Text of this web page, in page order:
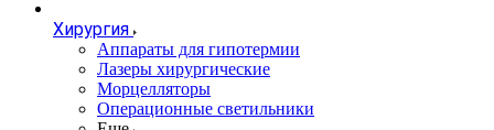
Хирургия
Аппараты для гипотермии
Лазеры хирургические
Морцелляторы
Операционные светильники